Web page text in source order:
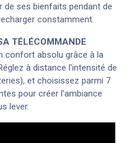
ses bienfaits pendant de
constamment.
TÉLÉCOMMANDE
confort absolu grâce à la
à distance l'intensité de
et choisissez parmi 7
pour créer l'ambiance
lever.